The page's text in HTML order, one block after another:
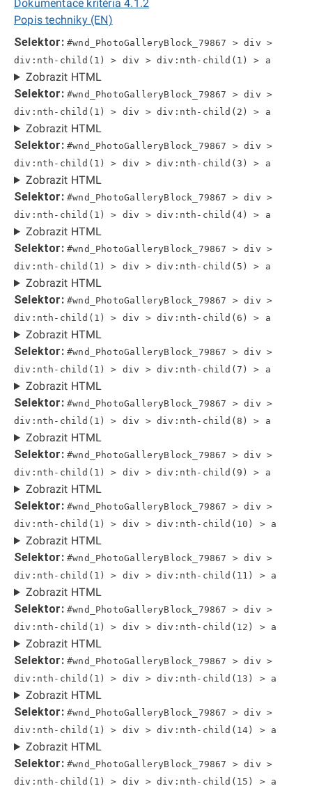
Dokumentace kritéria 4.1.2
Popis techniky (EN)
Selektor: #wnd_PhotoGalleryBlock_79867 > div >
div:nth-child(1) > div > div:nth-child(1) > a
Zobrazit HTML
Selektor: #wnd_PhotoGalleryBlock_79867 > div >
div:nth-child(1) > div > div:nth-child(2) > a
Zobrazit HTML
Selektor: #wnd_PhotoGalleryBlock_79867 > div >
div:nth-child(1) > div > div:nth-child(3) > a
Zobrazit HTML
Selektor: #wnd_PhotoGalleryBlock_79867 > div >
div:nth-child(1) > div > div:nth-child(4) > a
Zobrazit HTML
Selektor: #wnd_PhotoGalleryBlock_79867 > div >
div:nth-child(1) > div > div:nth-child(5) > a
Zobrazit HTML
Selektor: #wnd_PhotoGalleryBlock_79867 > div >
div:nth-child(1) > div > div:nth-child(6) > a
Zobrazit HTML
Selektor: #wnd_PhotoGalleryBlock_79867 > div >
div:nth-child(1) > div > div:nth-child(7) > a
Zobrazit HTML
Selektor: #wnd_PhotoGalleryBlock_79867 > div >
div:nth-child(1) > div > div:nth-child(8) > a
Zobrazit HTML
Selektor: #wnd_PhotoGalleryBlock_79867 > div >
div:nth-child(1) > div > div:nth-child(9) > a
Zobrazit HTML
Selektor: #wnd_PhotoGalleryBlock_79867 > div >
div:nth-child(1) > div > div:nth-child(10) > a
Zobrazit HTML
Selektor: #wnd_PhotoGalleryBlock_79867 > div >
div:nth-child(1) > div > div:nth-child(11) > a
Zobrazit HTML
Selektor: #wnd_PhotoGalleryBlock_79867 > div >
div:nth-child(1) > div > div:nth-child(12) > a
Zobrazit HTML
Selektor: #wnd_PhotoGalleryBlock_79867 > div >
div:nth-child(1) > div > div:nth-child(13) > a
Zobrazit HTML
Selektor: #wnd_PhotoGalleryBlock_79867 > div >
div:nth-child(1) > div > div:nth-child(14) > a
Zobrazit HTML
Selektor: #wnd_PhotoGalleryBlock_79867 > div >
div:nth-child(1) > div > div:nth-child(15) > a